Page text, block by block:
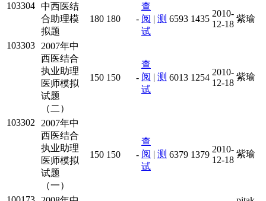
103304 中西医结
合助理模
拟题
180 180 -
查
阅 | 测
试
6593 1435
2010-
12-18
紫瑜
103303
2007年中
西医结合
执业助理
医师模拟
试题
（二）
150 150 -
查
阅 | 测
试
6013 1254
2010-
12-18
紫瑜
103302
2007年中
西医结合
执业助理
医师模拟
试题
（一）
150 150 -
查
阅 | 测
试
6379 1379
2010-
12-18
紫瑜